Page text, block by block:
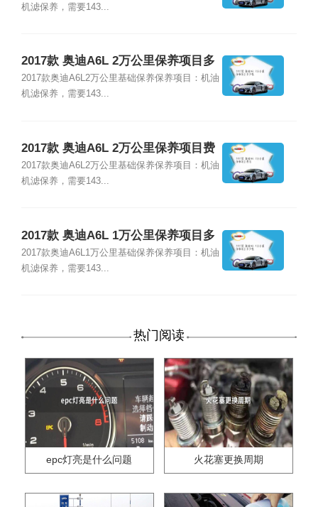
机滤保养，需要143...
2017款 奥迪A6L 2万公里保养项目多
少钱
2017款奥迪A6L2万公里基础保养保养项目：机油
机滤保养，需要143...
2017款 奥迪A6L 2万公里保养项目费
用
2017款奥迪A6L2万公里基础保养保养项目：机油
机滤保养，需要143...
2017款 奥迪A6L 1万公里保养项目多
少钱
2017款奥迪A6L1万公里基础保养保养项目：机油
机滤保养，需要143...
热门阅读
epc灯亮是什么问题 火花塞更换周期